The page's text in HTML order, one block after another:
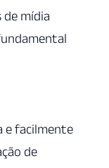
de mídia
e facilmente
de